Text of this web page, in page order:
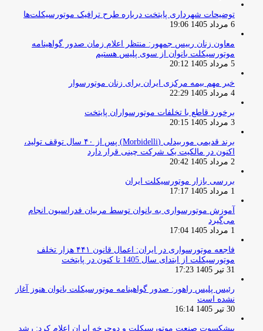
توضیحات شهرداری پایتخت درباره طرح ترافیک موتورسیکلت‌ها
6 مرداد 1405 19:06
معاون زنان رییس جمهور: منتظر اعلام زمان صدور گواهینامه
موتورسیکلت بانوان از سوی پلیس هستیم
5 مرداد 1405 20:12
خبر مهم بیمه مرکزی ایران برای زنان موتورسوار
4 مرداد 1405 22:29
برخورد قاطع با تخلفات موتورسواران پایتخت
3 مرداد 1405 20:15
برند قدیمی موربیدلی (Morbidelli) پس از ۴۰ سال توقف تولید،
اکنون در مالکیت یک شرکت چینی قرار دارد
2 مرداد 1405 20:42
بررسی بازار موتورسیکلت ایران
1 مرداد 1405 17:17
آموزش موتورسواری به بانوان توسط مربیان فدراسیون انجام
می‌گیرد
1 مرداد 1405 17:04
فاجعه موتورسواری در ایران: اعمال قانون ۴۴۱ هزار تخلف
موتورسیکلت از ابتدای سال 1405 تا کنون در پایتخت
31 تیر 1405 17:23
رئیس پلیس راهور: صدور گواهینامه موتورسیکلت بانوان هنوز آغاز
نشده است
30 تیر 1405 16:14
پیشکسوت صنعت موتورسیکلت و دوچرخه ایران اعلام کرد: رشد